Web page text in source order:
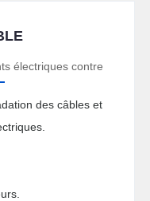
électriques contre
des câbles et